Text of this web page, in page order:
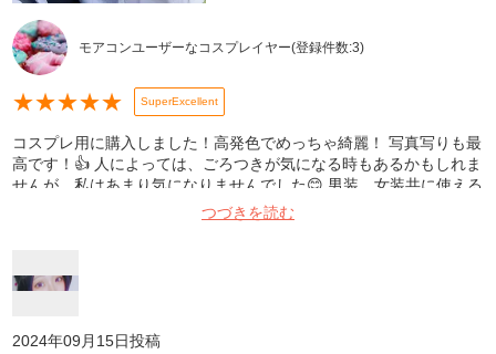
モアコンユーザーなコスプレイヤー(登録件数:3)
★★★★★ SuperExcellent
コスプレ用に購入しました！高発色でめっちゃ綺麗！ 写真写りも最
高です！👍 人によっては、ごろつきが気になる時もあるかもしれま
せんが、私はあまり気になりませんでした😊 男装、女装共に使える
丁度いい大きさです👏 このシリーズは全体的に発色がよく めちゃ
くちゃお気に入りなので他のカラーも愛用してます！ この金額で1
つづきを読む
2024年09月15日投稿